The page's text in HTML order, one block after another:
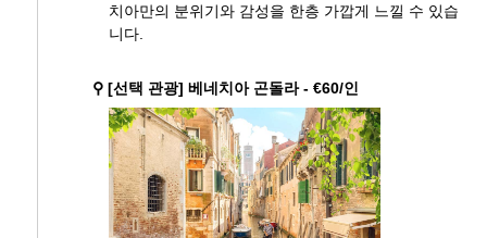
치아만의 분위기와 감성을 한층 가깝게 느낄 수 있습
니다.
⚲ [선택 관광] 베네치아 곤돌라 - €60/인